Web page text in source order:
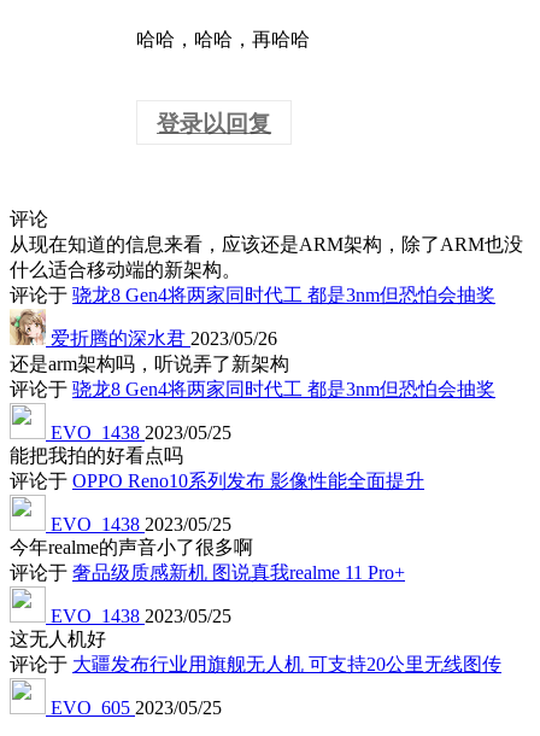
哈哈，哈哈，再哈哈
登录以回复
评论
从现在知道的信息来看，应该还是ARM架构，除了ARM也没
什么适合移动端的新架构。
评论于 骁龙8 Gen4将两家同时代工 都是3nm但恐怕会抽奖
爱折腾的深水君 2023/05/26
还是arm架构吗，听说弄了新架构
评论于 骁龙8 Gen4将两家同时代工 都是3nm但恐怕会抽奖
EVO_1438 2023/05/25
能把我拍的好看点吗
评论于 OPPO Reno10系列发布 影像性能全面提升
EVO_1438 2023/05/25
今年realme的声音小了很多啊
评论于 奢品级质感新机 图说真我realme 11 Pro+
EVO_1438 2023/05/25
这无人机好
评论于 大疆发布行业用旗舰无人机 可支持20公里无线图传
EVO_605 2023/05/25